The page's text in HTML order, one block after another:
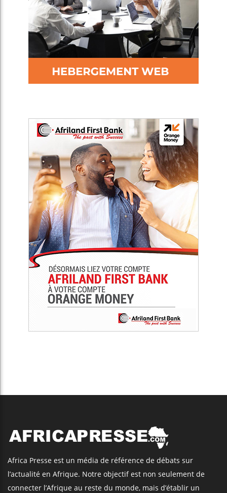
Africa Presse est un média de référence de débats sur
l’actualité en Afrique. Notre objectif est non seulement de
connecter l’Afrique au reste du monde, mais d’établir un